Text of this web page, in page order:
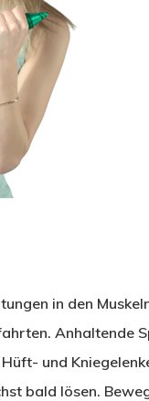
in den
Anhaltende
und
bald lösen.